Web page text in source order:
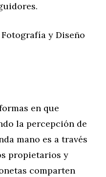
y Diseño
en que
la percepción de
mano es a través
propietarios y
comparten